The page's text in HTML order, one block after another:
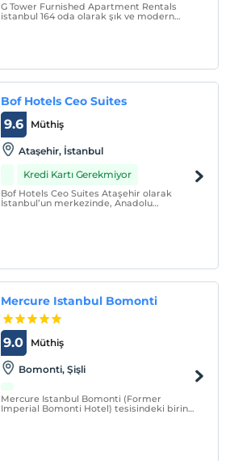
G Tower Furnished Apartment Rentals
istanbul 164 oda olarak şık ve modern
Bof Hotels Ceo Suites
Müthiş
9.6
Ataşehir, İstanbul
Kredi Kartı Gerekmiyor
Bof Hotels Ceo Suites Ataşehir olarak
İstanbul’un merkezinde, Anadolu
Mercure Istanbul Bomonti
Müthiş
9.0
Bomonti, Şişli
Mercure Istanbul Bomonti (Former
Imperial Bomonti Hotel) tesisindeki birinci